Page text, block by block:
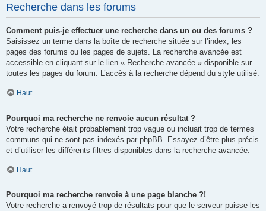
Recherche dans les forums
Comment puis-je effectuer une recherche dans un ou des forums ?
Saisissez un terme dans la boîte de recherche située sur l’index, les
pages des forums ou les pages de sujets. La recherche avancée est
accessible en cliquant sur le lien « Recherche avancée » disponible sur
toutes les pages du forum. L’accès à la recherche dépend du style utilisé.
Haut
Pourquoi ma recherche ne renvoie aucun résultat ?
Votre recherche était probablement trop vague ou incluait trop de termes
communs qui ne sont pas indexés par phpBB. Essayez d’être plus précis
et d’utiliser les différents filtres disponibles dans la recherche avancée.
Haut
Pourquoi ma recherche renvoie à une page blanche ?!
Votre recherche a renvoyé trop de résultats pour que le serveur puisse les